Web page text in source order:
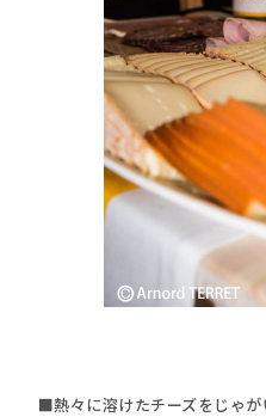
■熱々に溶けたチーズをじゃが